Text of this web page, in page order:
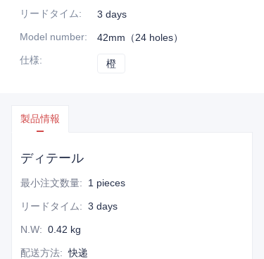
リードタイム:
3 days
Model number:
42mm（24 holes）
仕様: 橙
製品情報
ディテール
最小注文数量: 1 pieces
リードタイム: 3 days
N.W: 0.42 kg
配送方法: 快递